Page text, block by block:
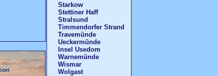
Starkow
Stettiner Haff
Stralsund
Timmendorfer Strand
Travemünde
Ueckermünde
Insel Usedom
Warnemünde
Wismar
Wolgast